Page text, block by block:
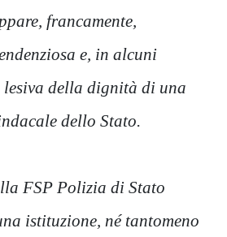
francamente,
e, in alcuni
lesiva della dignità di una
dello Stato.
FSP Polizia di Stato
istituzione, né tantomeno